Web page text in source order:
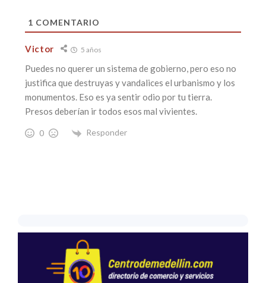
1 COMENTARIO
Victor 5 años
Puedes no querer un sistema de gobierno, pero eso no
justifica que destruyas y vandalices el urbanismo y los
monumentos. Eso es ya sentir odio por tu tierra.
Presos deberían ir todos esos mal vivientes.
0 Responder